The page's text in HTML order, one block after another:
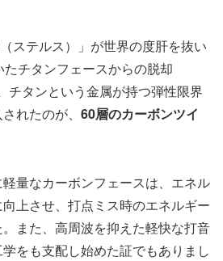
ステルス）」が世界の度肝を抜い
チタンフェースからの脱却
チタンという金属が持つ弾性限界
れたのが、 60層のカーボンツイ
量なカーボンフェースは、エネル
上させ、打点ミス時のエネルギー
また、高周波を抑えた軽快な打音
をも支配し始めた証でもありまし